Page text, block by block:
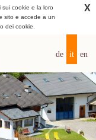
X
sui cookie e la loro
sito e accede a un
dei cookie.
de it en